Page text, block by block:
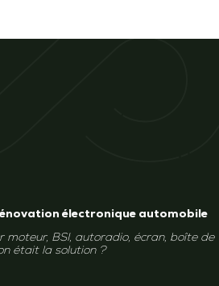
électronique automobile
moteur, BSI, autoradio, écran, boîte de
était la solution ?